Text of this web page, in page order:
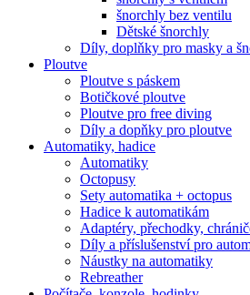
šnorchly bez ventilu
Dětské šnorchly
Díly, doplňky pro masky a
Ploutve
Ploutve s páskem
Botičkové ploutve
Ploutve pro free diving
Díly a dopňky pro ploutve
Automatiky, hadice
Automatiky
Octopusy
Sety automatika + octopus
Hadice k automatikám
Adaptéry, přechodky,
Díly a příslušenství pro
Náustky na automatiky
Rebreather